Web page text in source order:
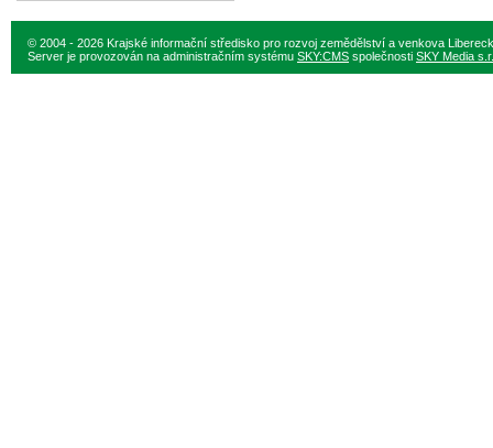
© 2004 - 2026 Krajské informační středisko pro rozvoj zemědělství a venkova
Server je provozován na administračním systému SKY:CMS společnosti SKY Media